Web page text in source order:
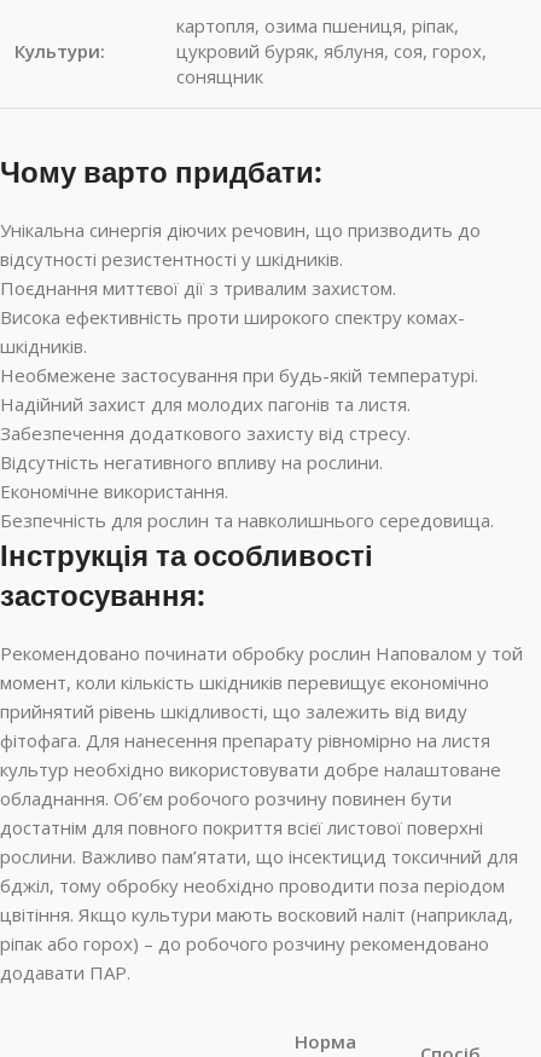
Культури:
картопля, озима пшениця, ріпак,
цукровий буряк, яблуня, соя, горох,
сонящник
Чому варто придбати:
Унікальна синергія діючих речовин, що призводить до
відсутності резистентності у шкідників.
Поєднання миттєвої дії з тривалим захистом.
Висока ефективність проти широкого спектру комах-
шкідників.
Необмежене застосування при будь-якій температурі.
Надійний захист для молодих пагонів та листя.
Забезпечення додаткового захисту від стресу.
Відсутність негативного впливу на рослини.
Економічне використання.
Безпечність для рослин та навколишнього середовища.
Інструкція та особливості
застосування:
Рекомендовано починати обробку рослин Наповалом у той
момент, коли кількість шкідників перевищує економічно
прийнятий рівень шкідливості, що залежить від виду
фітофага. Для нанесення препарату рівномірно на листя
культур необхідно використовувати добре налаштоване
обладнання. Об’єм робочого розчину повинен бути
достатнім для повного покриття всієї листової поверхні
рослини. Важливо пам’ятати, що інсектицид токсичний для
бджіл, тому обробку необхідно проводити поза періодом
цвітіння. Якщо культури мають восковий наліт (наприклад,
ріпак або горох) – до робочого розчину рекомендовано
додавати ПАР.
Норма